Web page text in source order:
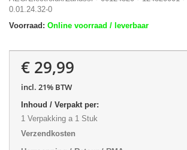
0.01.24.32-0
Voorraad: Online voorraad / leverbaar
€ 29,99
incl. 21% BTW
Inhoud / Verpakt per:
1 Verpakking a 1 Stuk
Verzendkosten